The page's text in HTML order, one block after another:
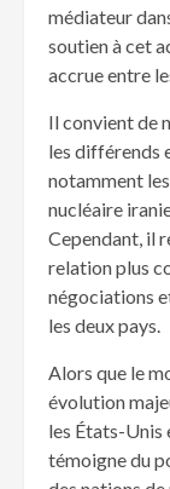
médiateur
soutien à cet
accrue entre
Il convient de
les différends
notamment
nucléaire
Cependant, il
relation plus
négociations
les deux pays.
Alors que le
évolution
les États-Unis
témoigne du